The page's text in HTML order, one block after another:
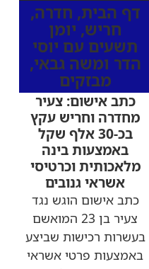
דף הבית, חדרה,
חריש, יומן
תשעים עם יוסי
הדר ומשה גבאי,
מבזקים
כתב אישום: צעיר
מחדרה וחריש עקץ
בכ-30 אלף שקל
באמצעות בינה
מלאכותית וכרטיסי
אשראי גנובים
כתב אישום הוגש נגד
צעיר בן 23 המואשם
בעשרות רכישות שביצע
באמצעות פרטי אשראי